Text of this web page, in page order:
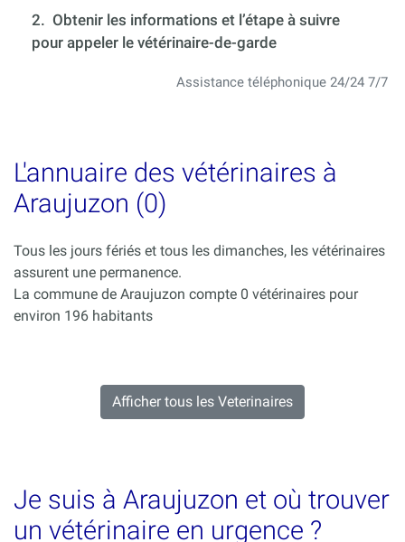
2. Obtenir les informations et l’étape à suivre
pour appeler le vétérinaire-de-garde
Assistance téléphonique 24/24 7/7
L'annuaire des vétérinaires à
Araujuzon (0)
Tous les jours fériés et tous les dimanches, les vétérinaires
assurent une permanence.
La commune de Araujuzon compte 0 vétérinaires pour
environ 196 habitants
Afficher tous les Veterinaires
Je suis à Araujuzon et où trouver
un vétérinaire en urgence ?